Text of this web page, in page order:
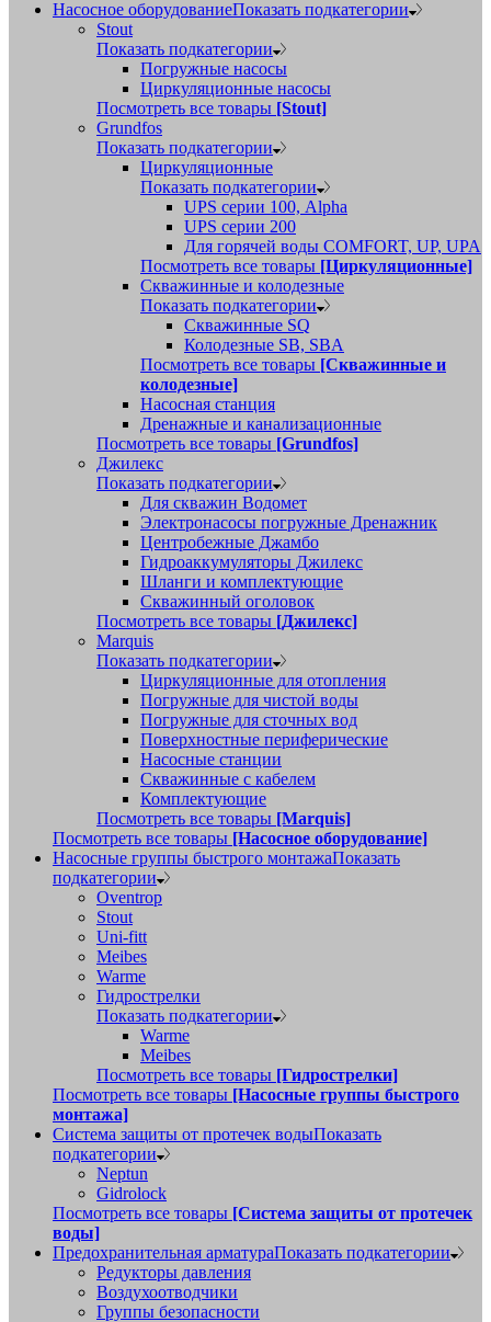
Насосное оборудованиеПоказать подкатегории
Stout
Показать подкатегории
Погружные насосы
Циркуляционные насосы
Посмотреть все товары [Stout]
Grundfos
Показать подкатегории
Циркуляционные
Показать подкатегории
UPS серии 100, Alpha
UPS серии 200
Для горячей воды COMFORT, UP, UPA
Посмотреть все товары [Циркуляционные]
Скважинные и колодезные
Показать подкатегории
Скважинные SQ
Колодезные SB, SBA
Посмотреть все товары [Скважинные и
колодезные]
Насосная станция
Дренажные и канализационные
Посмотреть все товары [Grundfos]
Джилекс
Показать подкатегории
Для скважин Водомет
Электронасосы погружные Дренажник
Центробежные Джамбо
Гидроаккумуляторы Джилекс
Шланги и комплектующие
Скважинный оголовок
Посмотреть все товары [Джилекс]
Marquis
Показать подкатегории
Циркуляционные для отопления
Погружные для чистой воды
Погружные для сточных вод
Поверхностные периферические
Насосные станции
Скважинные с кабелем
Комплектующие
Посмотреть все товары [Marquis]
Посмотреть все товары [Насосное оборудование]
Насосные группы быстрого монтажаПоказать
подкатегории
Oventrop
Stout
Uni-fitt
Meibes
Warme
Гидрострелки
Показать подкатегории
Warme
Meibes
Посмотреть все товары [Гидрострелки]
Посмотреть все товары [Насосные группы быстрого
монтажа]
Система защиты от протечек водыПоказать
подкатегории
Neptun
Gidrolock
Посмотреть все товары [Система защиты от протечек
воды]
Предохранительная арматураПоказать подкатегории
Редукторы давления
Воздухоотводчики
Группы безопасности